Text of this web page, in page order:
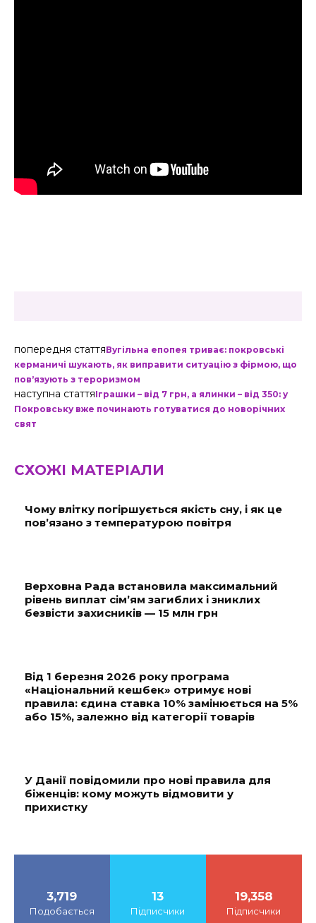
попередня статтяВугільна епопея триває: покровські
керманичі шукають, як виправити ситуацію з фірмою, що
повʼязують з тероризмом
наступна статтяІграшки – від 7 грн, а ялинки – від 350: у
Покровську вже починають готуватися до новорічних
свят
СХОЖІ МАТЕРІАЛИ
Чому влітку погіршується якість сну, і як це
пов’язано з температурою повітря
Верховна Рада встановила максимальний
рівень виплат сім’ям загиблих і зниклих
безвісти захисників — 15 млн грн
Від 1 березня 2026 року програма
«Національний кешбек» отримує нові
правила: єдина ставка 10% замінюється на 5%
або 15%, залежно від категорії товарів
У Данії повідомили про нові правила для
біженців: кому можуть відмовити у
прихистку
3,719
Подобається
13
Підписчики
19,358
Підписчики